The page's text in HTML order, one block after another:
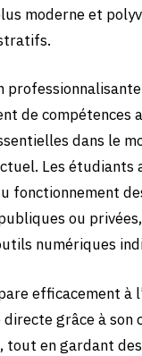
moderne et
de compétences
dans le
Les étudiants
fonctionnement
ou
numériques
efficacement à
grâce à son
tout en gardant